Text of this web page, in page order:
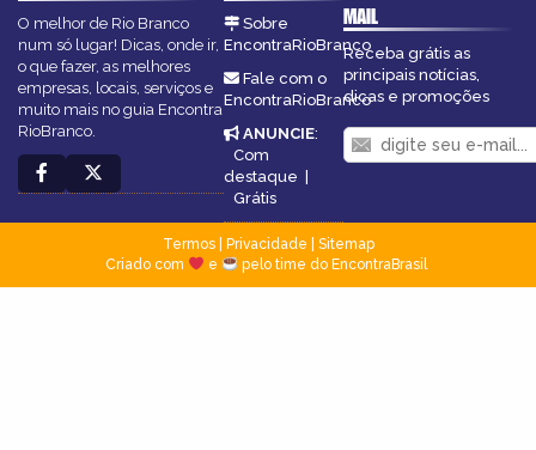
O melhor de Rio Branco
num só lugar! Dicas, onde ir,
o que fazer, as melhores
empresas, locais, serviços e
muito mais no guia Encontra
RioBranco.
Sobre
EncontraRioBranco
Fale com o
EncontraRioBranco
ANUNCIE:
Com
destaque |
Grátis
MAIL
Receba grátis as
principais notícias,
dicas e promoções
Termos| Privacidade
Sitemap
Criado com
e pelo time do EncontraBrasil